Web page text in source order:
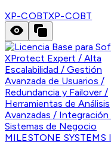
XP-COBTXP-COBT
MILESTONE SYSTEMS